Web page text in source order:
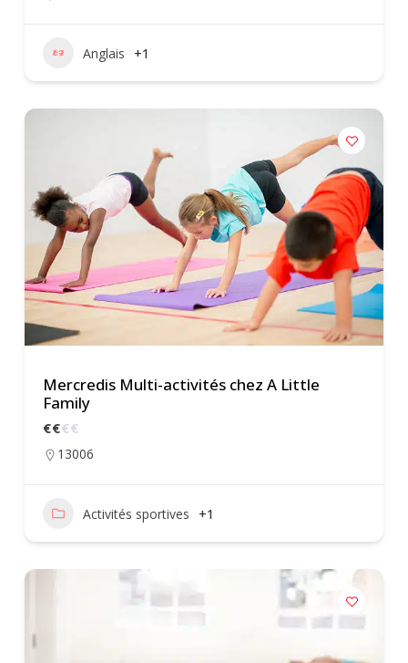
Anglais +1
Mercredis Multi-activités chez A Little
Family
€€€€
13006
Activités sportives +1